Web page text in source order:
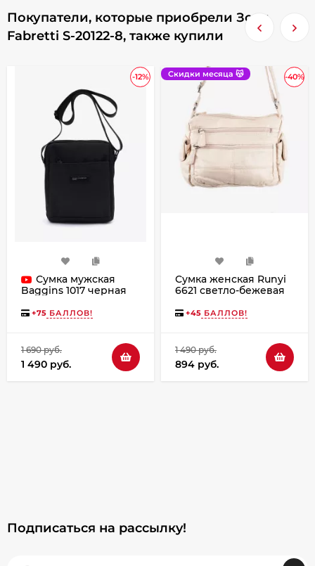
Покупатели, которые приобрели Зонт
Fabretti S-20122-8, также купили
-12%
Сумка мужская
Baggins 1017 черная
+75 БАЛЛОВ!
1 690 руб.
1 490 руб.
-40%
Скидки месяца 😽
Сумка женская Runyi
6621 светло-бежевая
+45 БАЛЛОВ!
1 490 руб.
894 руб.
Подписаться на рассылкy!